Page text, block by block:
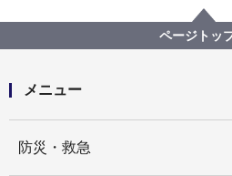
横浜市営住宅の入居者を募
ページトッ
メニュー
防災・救急